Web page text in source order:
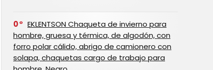
0
EKLENTSON Chaqueta de invierno para
hombre, gruesa y térmica, de algodón, con
forro polar cálido, abrigo de camionero con
solapa, chaquetas cargo de trabajo para